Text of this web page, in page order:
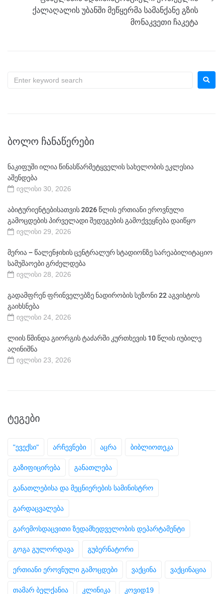
ქალაღალის უბანში მეწყერმა სამანქანე გზის
მონაკვეთი ჩაკეტა
ᲑᲝᲚᲝ ᲩᲐᲜᲐᲬᲔᲠᲔᲑᲘ
ნაკიფუში ილია წინასწარმეტყველის სახელობის ეკლესია
აშენდება
ივლისი 30, 2026
აბიტურიენტებისათვის 2026 წლის ერთიანი ეროვნული
გამოცდების პირველადი შედეგების გამოქვეყნება დაიწყო
ივლისი 29, 2026
მერია – წალენჯიხის ცენტრალურ სტადიონზე სარეაბილიტაციო
სამუშაოები გრძელდება
ივლისი 28, 2026
გადამფრენ ფრინველებზე ნადირობის სეზონი 22 აგვისტოს
გაიხსნება
ივლისი 24, 2026
ლიის წმინდა გიორგის ტაძარში კურთხევის 10 წლის იუბილე
აღინიშნა
ივლისი 23, 2026
ᲢᲔᲒᲔᲑᲘ
"ევექსი" არჩევნები აცრა ბიბლიოთეკა
გაზიფიცირება განათლება
განათლებისა და მეცნიერების სამინისტრო
გარდაცვალება
გარემოსდაცვითი ზედამხედველობის დეპარტამენტი
გოგა გულორდავა გუბერნატორი
ერთიანი ეროვნული გამოცდები ვაქცინა ვაქცინაცია
თამარ ბელქანია კლინიკა კოვიდ19